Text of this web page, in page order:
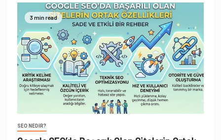
3 min read
SEO NEDIR?